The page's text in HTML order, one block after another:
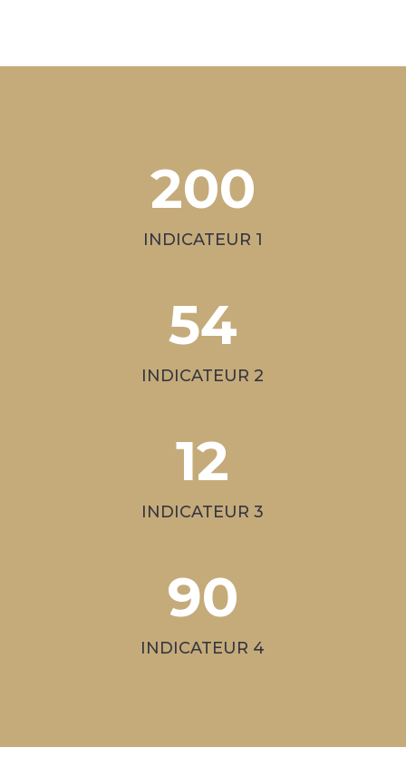
200
INDICATEUR 1
54
INDICATEUR 2
12
INDICATEUR 3
90
INDICATEUR 4